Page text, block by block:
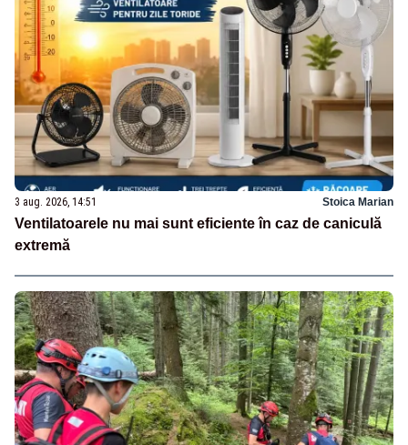
3 aug. 2026, 14:51 Stoica Marian
Ventilatoarele nu mai sunt eficiente în caz de caniculă
extremă